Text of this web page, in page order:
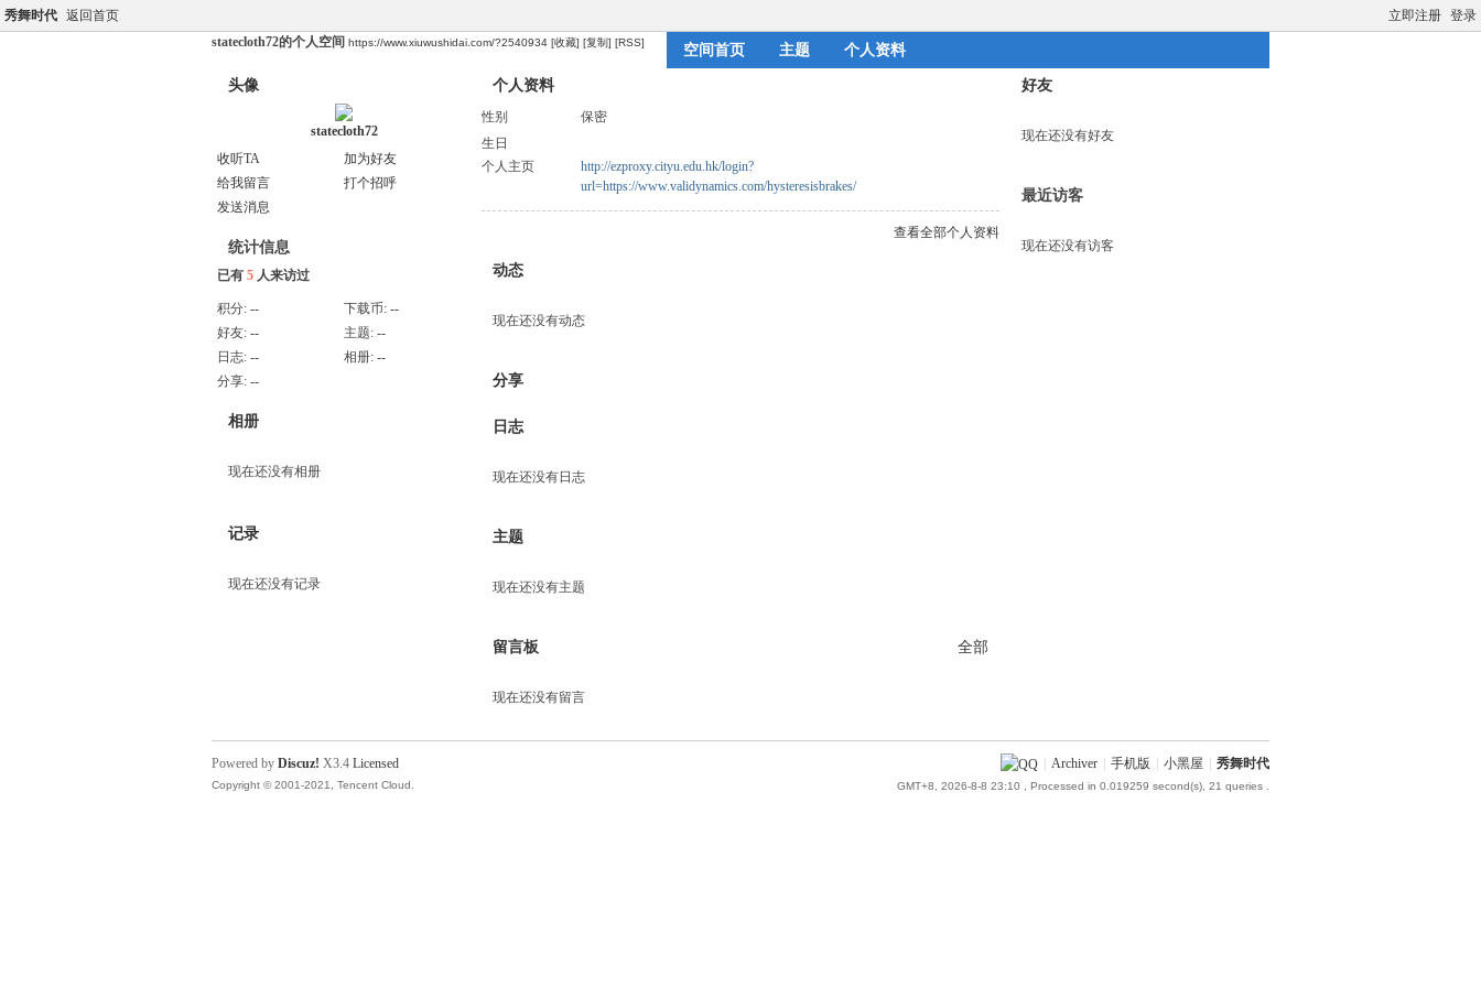
立即注册 登录
秀舞时代 返回首页
statecloth72的个人空间 https://www.xiuwushidai.com/?2540934 [收藏] [复制] [RSS] 空间首页 主题 个人资料
头像
statecloth72
收听TA
加为好友
给我留言
打个招呼
发送消息
统计信息
已有 5 人来访过
积分: -- 下载币: --
好友: -- 主题: --
日志: -- 相册: --
分享: --
相册
现在还没有相册
记录
现在还没有记录
个人资料
性别
保密
生日
个人主页
http://ezproxy.cityu.edu.hk/login?
url=https://www.validynamics.com/hysteresisbrakes/
查看全部个人资料
动态
现在还没有动态
分享
日志
现在还没有日志
主题
现在还没有主题
留言板 全部
现在还没有留言
好友
现在还没有好友
最近访客
现在还没有访客
Archiver 手机版 小黑屋 秀舞时代
GMT+8, 2026-8-8 23:10 , Processed in 0.019259 second(s), 21 queries .
Powered by Discuz! X3.4 Licensed
Copyright © 2001-2021, Tencent Cloud.